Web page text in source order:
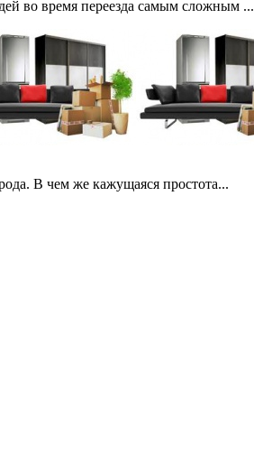
во время переезда самым сложным ...
В чем же кажущаяся простота...